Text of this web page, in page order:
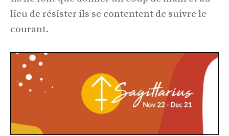
lieu de résister ils se contentent de suivre le
courant.